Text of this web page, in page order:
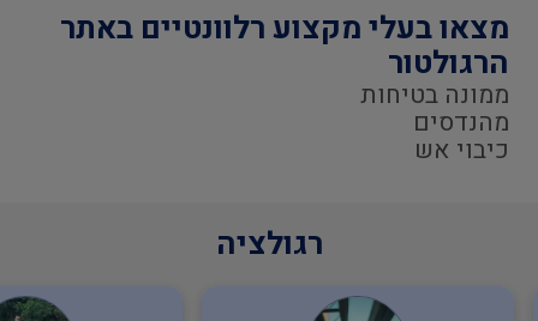
מצאו בעלי מקצוע רלוונטיים באתר
הרגולטור
ממונה בטיחות
מהנדסים
כיבוי אש
רגולציה